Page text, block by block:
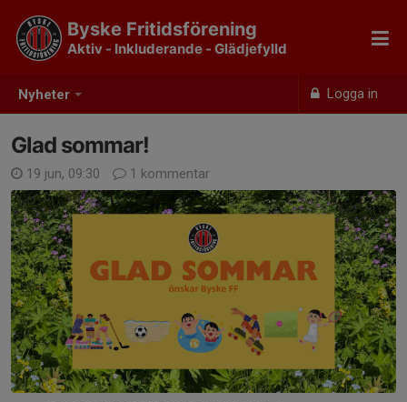
Nyheter Logga in
Byske Fritidsförening
Aktiv - Inkluderande - Glädjefylld
Glad sommar!
19 jun, 09:30 1 kommentar